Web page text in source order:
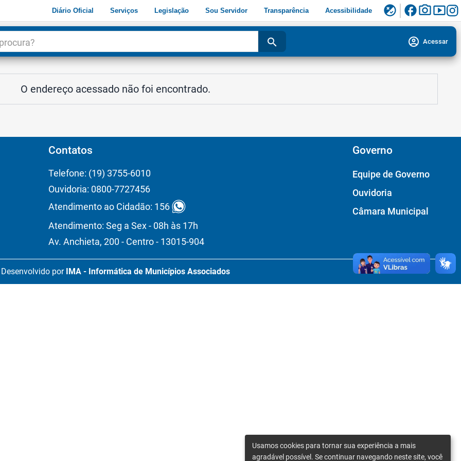
Diário Oficial Serviços Legislação Sou Servidor Transparência Acessibilidade flaky facebookphoto_camerasmart_display
search account_circle Acessar
O endereço acessado não foi encontrado.
Contatos
Telefone: (19) 3755-6010
Ouvidoria: 0800-7727456
Atendimento ao Cidadão: 156
Atendimento: Seg a Sex - 08h às 17h
Av. Anchieta, 200 - Centro - 13015-904
Governo
Equipe de Governo
Ouvidoria
Câmara Municipal
Desenvolvido por IMA - Informática de Municípios Associados
Usamos cookies para tornar sua experiência a mais
agradável possível. Se continuar navegando neste site, você